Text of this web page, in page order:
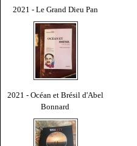
2021 - Le Grand Dieu Pan
2021 - Océan et Brésil d'Abel
Bonnard